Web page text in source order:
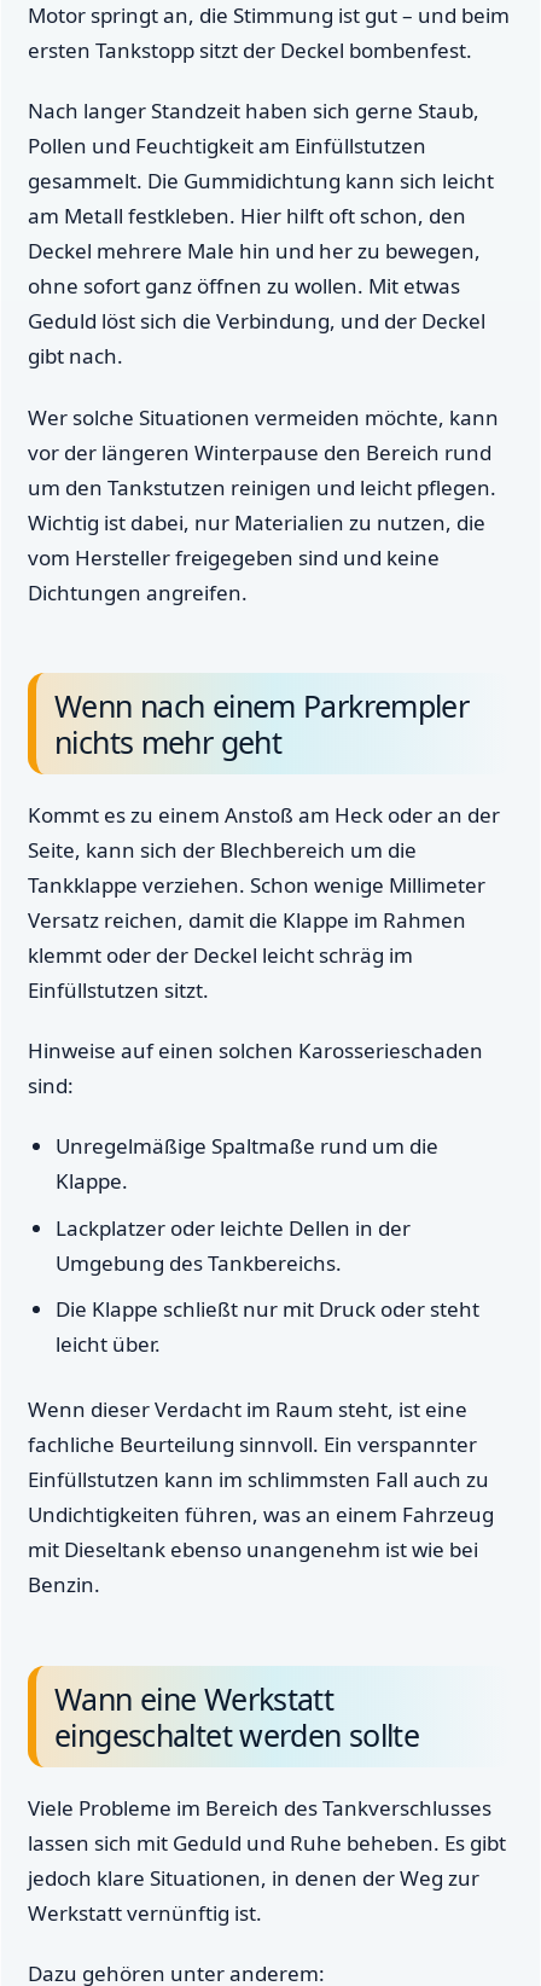
Motor springt an, die Stimmung ist gut – und beim
ersten Tankstopp sitzt der Deckel bombenfest.
Nach langer Standzeit haben sich gerne Staub,
Pollen und Feuchtigkeit am Einfüllstutzen
gesammelt. Die Gummidichtung kann sich leicht
am Metall festkleben. Hier hilft oft schon, den
Deckel mehrere Male hin und her zu bewegen,
ohne sofort ganz öffnen zu wollen. Mit etwas
Geduld löst sich die Verbindung, und der Deckel
gibt nach.
Wer solche Situationen vermeiden möchte, kann
vor der längeren Winterpause den Bereich rund
um den Tankstutzen reinigen und leicht pflegen.
Wichtig ist dabei, nur Materialien zu nutzen, die
vom Hersteller freigegeben sind und keine
Dichtungen angreifen.
Wenn nach einem Parkrempler
nichts mehr geht
Kommt es zu einem Anstoß am Heck oder an der
Seite, kann sich der Blechbereich um die
Tankklappe verziehen. Schon wenige Millimeter
Versatz reichen, damit die Klappe im Rahmen
klemmt oder der Deckel leicht schräg im
Einfüllstutzen sitzt.
Hinweise auf einen solchen Karosserieschaden
sind:
Unregelmäßige Spaltmaße rund um die
Klappe.
Lackplatzer oder leichte Dellen in der
Umgebung des Tankbereichs.
Die Klappe schließt nur mit Druck oder steht
leicht über.
Wenn dieser Verdacht im Raum steht, ist eine
fachliche Beurteilung sinnvoll. Ein verspannter
Einfüllstutzen kann im schlimmsten Fall auch zu
Undichtigkeiten führen, was an einem Fahrzeug
mit Dieseltank ebenso unangenehm ist wie bei
Benzin.
Wann eine Werkstatt
eingeschaltet werden sollte
Viele Probleme im Bereich des Tankverschlusses
lassen sich mit Geduld und Ruhe beheben. Es gibt
jedoch klare Situationen, in denen der Weg zur
Werkstatt vernünftig ist.
Dazu gehören unter anderem: